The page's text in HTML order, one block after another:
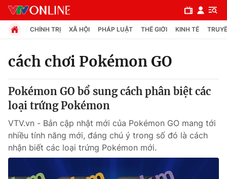
Chuyên mục
Chính trị
Xã hội
Pháp luật
CHÍNH TRỊ XÃ HỘI PHÁP LUẬT THẾ GIỚI KINH TẾ
cách chơi Pokémon GO
Pokémon GO bổ sung cách phân biệt các
loại trứng Pokémon
VTV.vn - Bản cập nhật mới của Pokémon GO mang tới
nhiều tính năng mới, đáng chú ý trong số đó là cách
nhận biết các loại trứng Pokémon mới.